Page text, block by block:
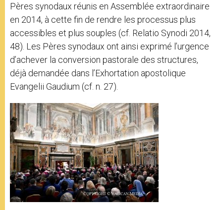
Pères synodaux réunis en Assemblée extraordinaire
en 2014, à cette fin de rendre les processus plus
accessibles et plus souples (cf. Relatio Synodi 2014,
48). Les Pères synodaux ont ainsi exprimé l’urgence
d’achever la conversion pastorale des structures,
déjà demandée dans l’Exhortation apostolique
Evangelii Gaudium (cf. n. 27).